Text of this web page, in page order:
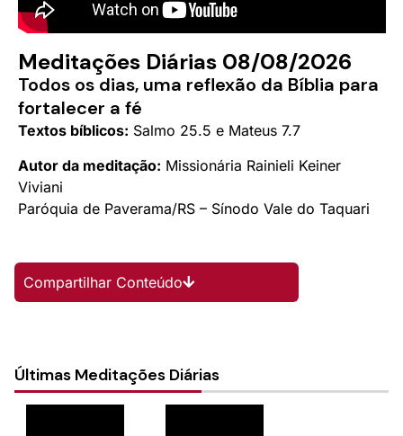
Meditações Diárias 08/08/2026
Todos os dias, uma reflexão da Bíblia para
fortalecer a fé
Textos bíblicos: Salmo 25.5 e Mateus 7.7
Autor da meditação: Missionária Rainieli Keiner
Viviani
Paróquia de Paverama/RS – Sínodo Vale do Taquari
Compartilhar Conteúdo
Últimas Meditações Diárias